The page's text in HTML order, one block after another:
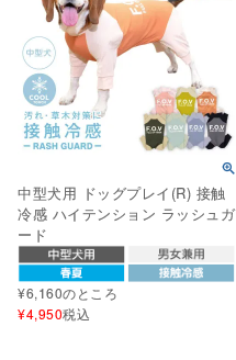
中型犬用 ドッグプレイ(R) 接触
冷感 ハイテンション ラッシュガ
ード
¥6,160のところ
¥4,950税込